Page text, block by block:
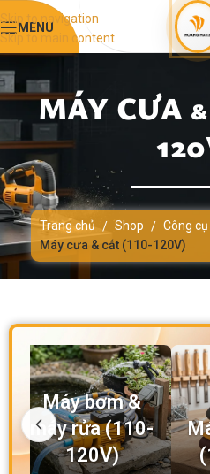
Skip to navigation
Skip to main content
MENU
MÁY CƯA
Trang chủ / Shop / Công
Máy cưa & cắt (110-120V)
Máy bơm &
máy rửa (110-
120V)